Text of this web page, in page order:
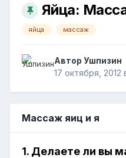
Яйца:
яйца массаж
Автор Ушпизин
17 октября, 2012
Массаж яиц и я
1. Делаете ли вы